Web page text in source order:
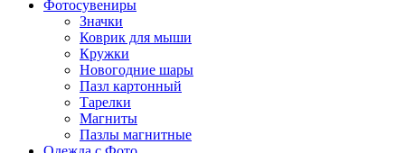
Фотоcувениры
Значки
Коврик для мыши
Кружки
Новогодние шары
Пазл картонный
Тарелки
Магниты
Пазлы магнитные